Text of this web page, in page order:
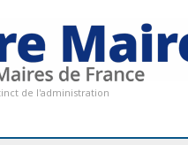
de l'administration